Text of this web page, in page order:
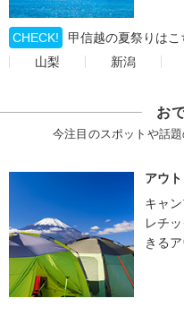
CHECK!
甲信越の夏祭りはこ
山梨
新潟
お
今注目のスポットや話
アウ
キャ
レチ
きる